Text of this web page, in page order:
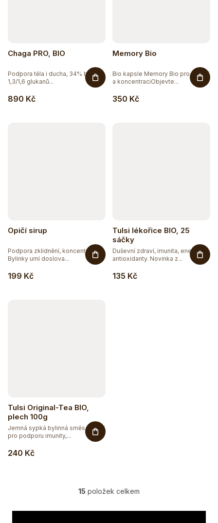
Chaga PRO, BIO
890 Kč
Podpora těla i ducha, 34% beta
1,3/1,6 glukanů...
Memory Bio
350 Kč
Bio kapsle Memory Bio pro paměť
a koncentraciObjevte...
Opičí sirup
199 Kč
Podpora zklidnění, koncentrace.
Bylinky umí doslova...
Tulsi lékořice BIO, 25
sáčky
135 Kč
Duševní zdraví, imunita, energie,
antioxidanty. Novinka z...
Tulsi Original-Tea BIO,
plech 100g
240 Kč
Jemná sypká bylinná směs s Tulsi
pro podporu imunity,...
Sleva až 20 %
O
15 položek celkem